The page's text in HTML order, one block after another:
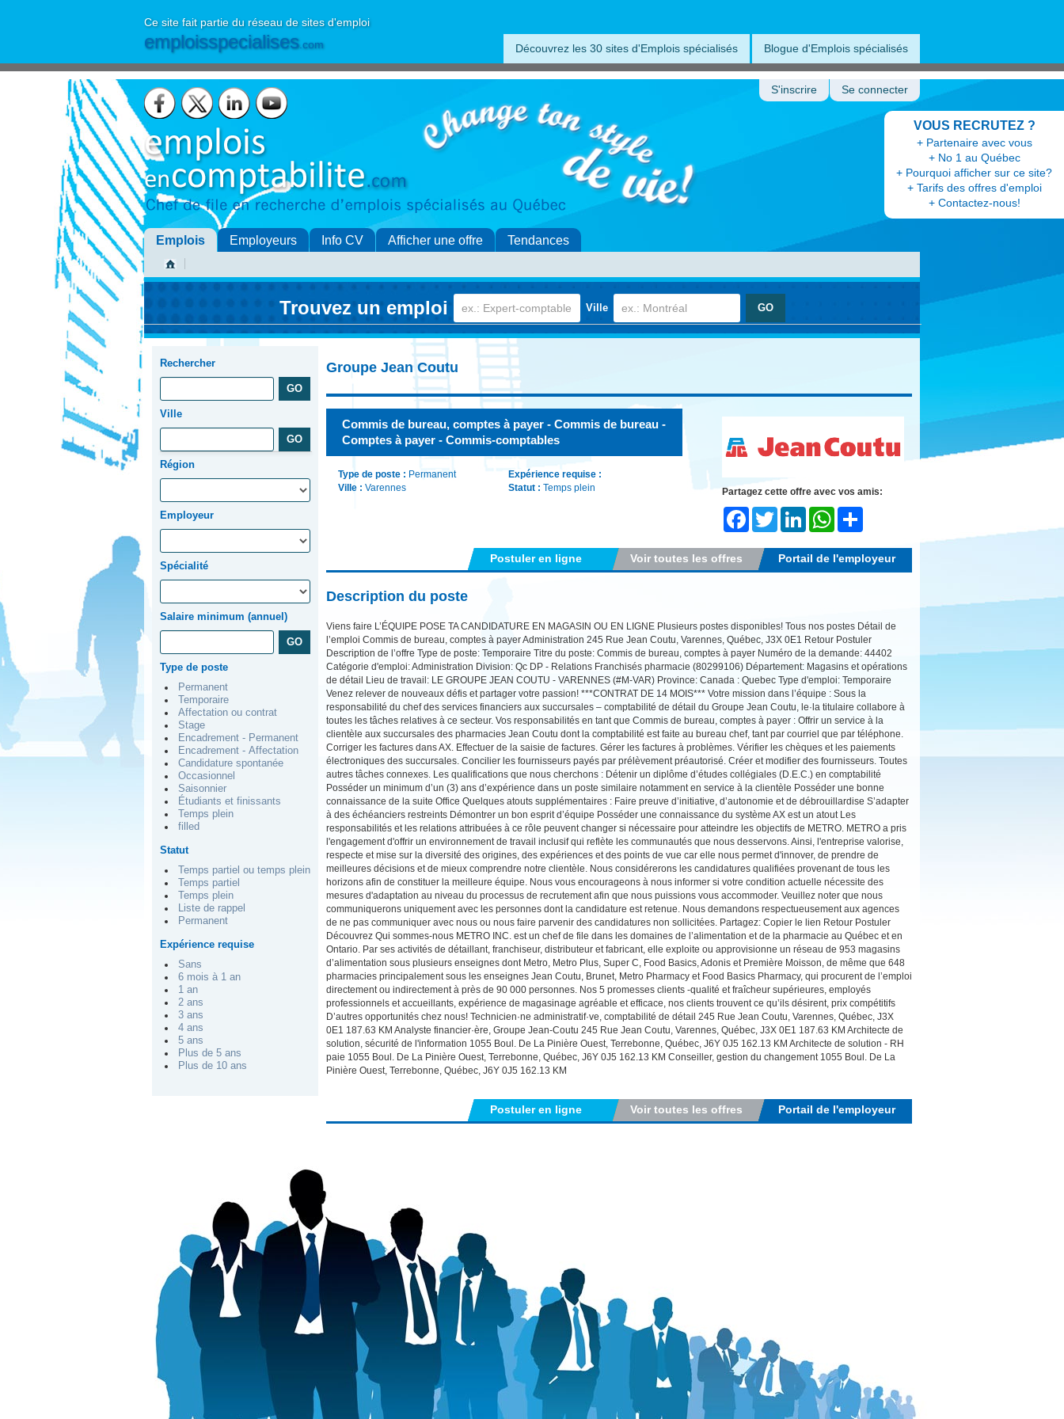
Ce site fait partie du réseau de sites d'emploi
emploisspecialises.com Découvrez les 30 sites d'Emplois spécialisés Blogue d'Emplois spécialisés
VOUS RECRUTEZ ?
+ Partenaire avec vous
+ No 1 au Québec
+ Pourquoi afficher sur ce site?
+ Tarifs des offres d'emploi
+ Contactez-nous!
S'inscrire Se connecter
Emplois Employeurs Info CV Afficher une offre Tendances
Trouvez un emploi Ville
Rechercher
Ville
Région
Employeur
Spécialité
Salaire minimum (annuel)
Type de poste
Permanent
Temporaire
Affectation ou contrat
Stage
Encadrement - Permanent
Encadrement - Affectation
Candidature spontanée
Occasionnel
Saisonnier
Étudiants et finissants
Temps plein
filled
Statut
Temps partiel ou temps plein
Temps partiel
Temps plein
Liste de rappel
Permanent
Expérience requise
Sans
6 mois à 1 an
1 an
2 ans
3 ans
4 ans
5 ans
Plus de 5 ans
Plus de 10 ans
Groupe Jean Coutu
Commis de bureau, comptes à payer - Commis de bureau -
Comptes à payer - Commis-comptables
Type de poste : Permanent
Ville : Varennes
Expérience requise :
Statut : Temps plein
Partagez cette offre avec vos amis:
FacebookTwitter LinkedInWhatsApp
Portail de l'employeur
Voir toutes les offres
Postuler en ligne
Description du poste
Viens faire L’ÉQUIPE POSE TA CANDIDATURE EN MAGASIN OU EN LIGNE Plusieurs postes disponibles! Tous nos postes Détail de
l’emploi Commis de bureau, comptes à payer Administration 245 Rue Jean Coutu, Varennes, Québec, J3X 0E1 Retour Postuler
Description de l’offre Type de poste: Temporaire Titre du poste: Commis de bureau, comptes à payer Numéro de la demande: 44402
Catégorie d'emploi: Administration Division: Qc DP - Relations Franchisés pharmacie (80299106) Département: Magasins et opérations
de détail Lieu de travail: LE GROUPE JEAN COUTU - VARENNES (#M-VAR) Province: Canada : Quebec Type d'emploi: Temporaire
Venez relever de nouveaux défis et partager votre passion! ***CONTRAT DE 14 MOIS*** Votre mission dans l’équipe : Sous la
responsabilité du chef des services financiers aux succursales – comptabilité de détail du Groupe Jean Coutu, le·la titulaire collabore à
toutes les tâches relatives à ce secteur. Vos responsabilités en tant que Commis de bureau, comptes à payer : Offrir un service à la
clientèle aux succursales des pharmacies Jean Coutu dont la comptabilité est faite au bureau chef, tant par courriel que par téléphone.
Corriger les factures dans AX. Effectuer de la saisie de factures. Gérer les factures à problèmes. Vérifier les chèques et les paiements
électroniques des succursales. Concilier les fournisseurs payés par prélèvement préautorisé. Créer et modifier des fournisseurs. Toutes
autres tâches connexes. Les qualifications que nous cherchons : Détenir un diplôme d’études collégiales (D.E.C.) en comptabilité
Posséder un minimum d’un (3) ans d’expérience dans un poste similaire notamment en service à la clientèle Posséder une bonne
connaissance de la suite Office Quelques atouts supplémentaires : Faire preuve d’initiative, d’autonomie et de débrouillardise S’adapter
à des échéanciers restreints Démontrer un bon esprit d’équipe Posséder une connaissance du système AX est un atout Les
responsabilités et les relations attribuées à ce rôle peuvent changer si nécessaire pour atteindre les objectifs de METRO. METRO a pris
l'engagement d'offrir un environnement de travail inclusif qui reflète les communautés que nous desservons. Ainsi, l'entreprise valorise,
respecte et mise sur la diversité des origines, des expériences et des points de vue car elle nous permet d'innover, de prendre de
meilleures décisions et de mieux comprendre notre clientèle. Nous considérerons les candidatures qualifiées provenant de tous les
horizons afin de constituer la meilleure équipe. Nous vous encourageons à nous informer si votre condition actuelle nécessite des
mesures d'adaptation au niveau du processus de recrutement afin que nous puissions vous accommoder. Veuillez noter que nous
communiquerons uniquement avec les personnes dont la candidature est retenue. Nous demandons respectueusement aux agences
de ne pas communiquer avec nous ou nous faire parvenir des candidatures non sollicitées. Partagez: Copier le lien Retour Postuler
Découvrez Qui sommes-nous METRO INC. est un chef de file dans les domaines de l’alimentation et de la pharmacie au Québec et en
Ontario. Par ses activités de détaillant, franchiseur, distributeur et fabricant, elle exploite ou approvisionne un réseau de 953 magasins
d’alimentation sous plusieurs enseignes dont Metro, Metro Plus, Super C, Food Basics, Adonis et Première Moisson, de même que 648
pharmacies principalement sous les enseignes Jean Coutu, Brunet, Metro Pharmacy et Food Basics Pharmacy, qui procurent de l’emploi
directement ou indirectement à près de 90 000 personnes. Nos 5 promesses clients -qualité et fraîcheur supérieures, employés
professionnels et accueillants, expérience de magasinage agréable et efficace, nos clients trouvent ce qu’ils désirent, prix compétitifs
D’autres opportunités chez nous! Technicien·ne administratif·ve, comptabilité de détail 245 Rue Jean Coutu, Varennes, Québec, J3X
0E1 187.63 KM Analyste financier·ère, Groupe Jean-Coutu 245 Rue Jean Coutu, Varennes, Québec, J3X 0E1 187.63 KM Architecte de
solution, sécurité de l'information 1055 Boul. De La Pinière Ouest, Terrebonne, Québec, J6Y 0J5 162.13 KM Architecte de solution - RH
paie 1055 Boul. De La Pinière Ouest, Terrebonne, Québec, J6Y 0J5 162.13 KM Conseiller, gestion du changement 1055 Boul. De La
Pinière Ouest, Terrebonne, Québec, J6Y 0J5 162.13 KM
Portail de l'employeur
Voir toutes les offres
Postuler en ligne